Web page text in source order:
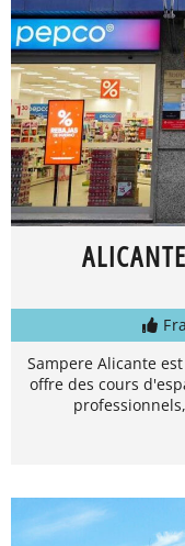
Sampere Alicante
offre des cours